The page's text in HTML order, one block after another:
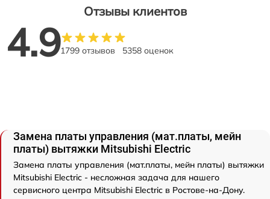
Отзывы клиентов
4.91799 отзывов 5358 оценок
Замена платы управления (мат.платы, мейн
платы) вытяжки Mitsubishi Electric
Замена платы управления (мат.платы, мейн платы) вытяжки
Mitsubishi Electric - несложная задача для нашего
сервисного центра Mitsubishi Electric в Ростове-на-Дону.